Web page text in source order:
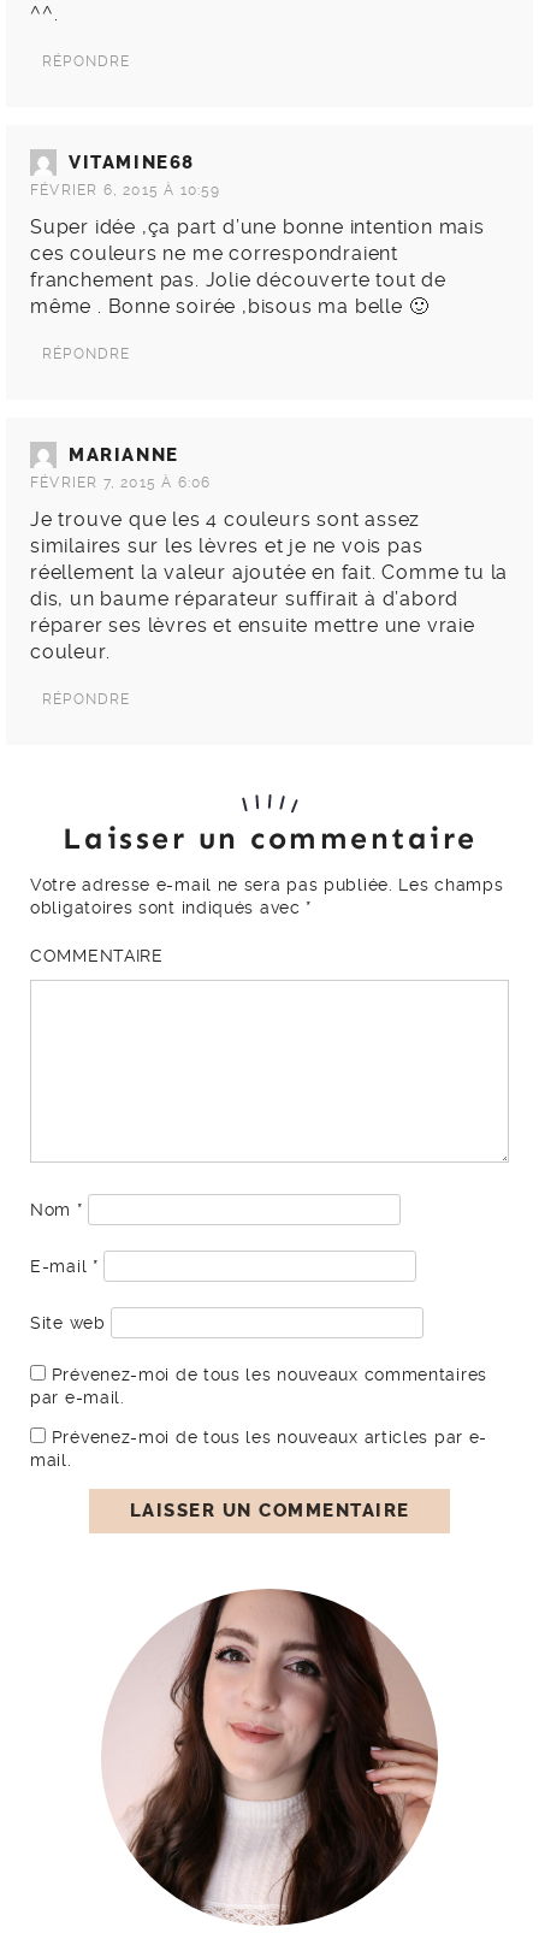
^^.
RÉPONDRE
VITAMINE68
FÉVRIER 6, 2015 À 10:59
Super idée ,ça part d’une bonne intention mais
ces couleurs ne me correspondraient
franchement pas. Jolie découverte tout de
même . Bonne soirée ,bisous ma belle 🙂
RÉPONDRE
MARIANNE
FÉVRIER 7, 2015 À 6:06
Je trouve que les 4 couleurs sont assez
similaires sur les lèvres et je ne vois pas
réellement la valeur ajoutée en fait. Comme tu la
dis, un baume réparateur suffirait à d’abord
réparer ses lèvres et ensuite mettre une vraie
couleur.
RÉPONDRE
Laisser un commentaire
Votre adresse e-mail ne sera pas publiée.
Les champs
obligatoires sont indiqués avec *
COMMENTAIRE
Nom *
E-mail *
Site web
Prévenez-moi de tous les nouveaux commentaires
par e-mail.
Prévenez-moi de tous les nouveaux articles par e-
mail.